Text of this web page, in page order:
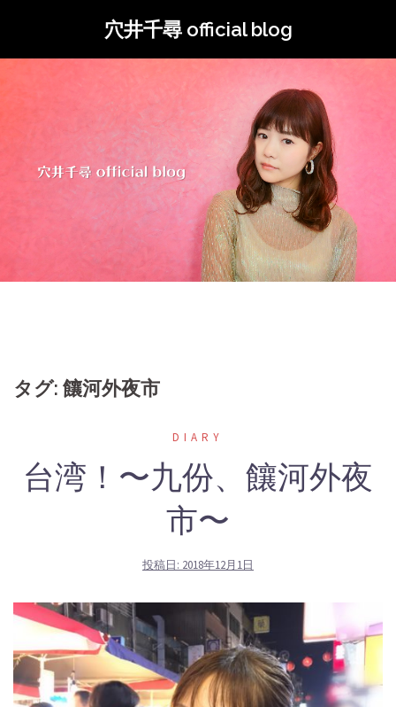
テ
穴井千尋 official blog
タグ: 饟河外夜市
DIARY
台湾！〜九份、饟河外夜
市〜
投稿日: 2018年12月1日